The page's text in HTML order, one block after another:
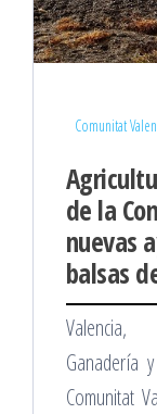
Comunitat
de la
nuevas
balsas
Valencia,
Ganadería
Comunitat